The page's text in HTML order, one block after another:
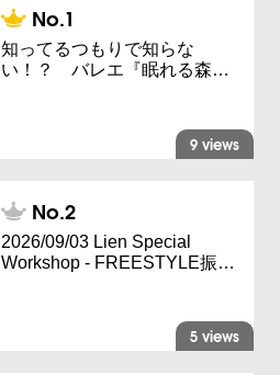
知ってるつもりで知らな
い！？ バレエ『眠れる森…
9 views
2026/09/03 Lien Special
Workshop - FREESTYLE振…
5 views